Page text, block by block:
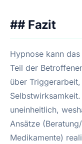
## Fazit
Hypnose kann
Teil der
über
uneinheitlich,
Ansätze
Medikamente)